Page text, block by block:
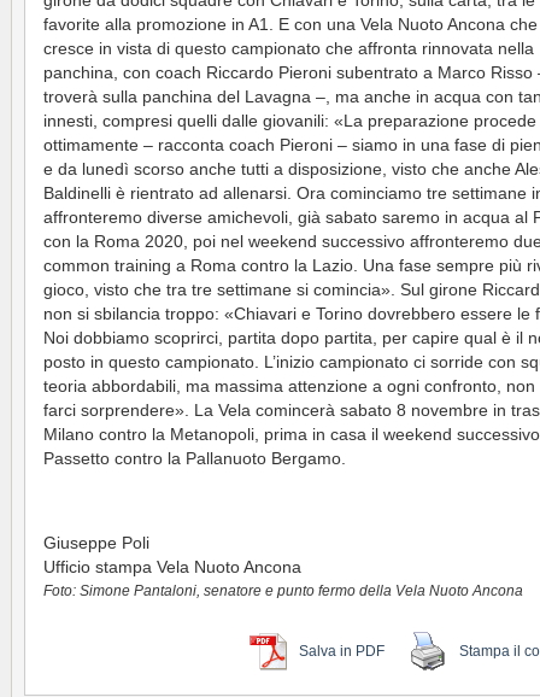
favorite alla promozione in A1. E con una Vela Nuoto Ancona
cresce in vista di questo campionato che affronta rinnovata nella
panchina, con coach Riccardo Pieroni subentrato a Marco Risso
troverà sulla panchina del Lavagna –, ma anche in acqua con
innesti, compresi quelli dalle giovanili: «La preparazione procede
ottimamente – racconta coach Pieroni – siamo in una fase di
e da lunedì scorso anche tutti a disposizione, visto che anche
Baldinelli è rientrato ad allenarsi. Ora cominciamo tre settimane
affronteremo diverse amichevoli, già sabato saremo in acqua al
con la Roma 2020, poi nel weekend successivo affronteremo
common training a Roma contro la Lazio. Una fase sempre più
gioco, visto che tra tre settimane si comincia». Sul girone
non si sbilancia troppo: «Chiavari e Torino dovrebbero essere le
Noi dobbiamo scoprirci, partita dopo partita, per capire qual è il
posto in questo campionato. L’inizio campionato ci sorride con
teoria abbordabili, ma massima attenzione a ogni confronto, non
farci sorprendere». La Vela comincerà sabato 8 novembre in
Milano contro la Metanopoli, prima in casa il weekend
Passetto contro la Pallanuoto Bergamo.
Giuseppe Poli
Ufficio stampa Vela Nuoto Ancona
Foto: Simone Pantaloni, senatore e punto fermo della Vela Nuoto Ancona
Salva in PDF Stampa il